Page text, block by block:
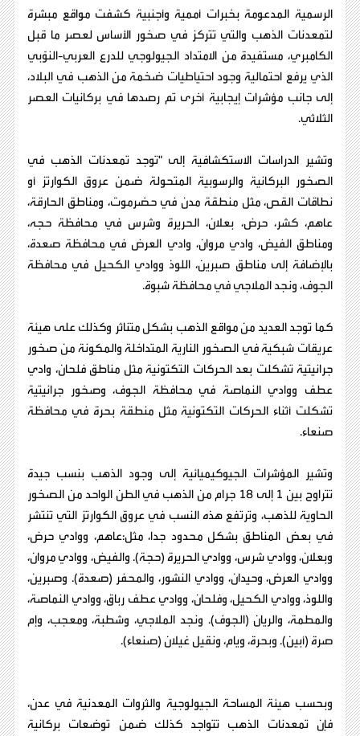
الرسمية المدعومة بخبرات أممية وأجنبية كشفت مواقع مبشرة
لتمعدنات الذهب والتي تتركز في صخور الأساس لعصر ما قبل
الكامبري، مستفيدة من الامتداد الجيولوجي للدرع العربي-النوّبي
الذي يرفع احتمالية وجود احتياطيات ضخمة من الذهب في البلاد،
إلى جانب مؤشرات إيجابية أخرى تم رصدها في بركانيات العصر
الثلاثي.
وتشير الدراسات الاستكشافية إلى "توجد تمعدنات الذهب في
الصخور البركانية والرسوبية المتحولة ضمن عروق الكوارتز أو
نطاقات القص، مثل منطقة مدن في حضرموت، ومناطق الحارقة،
عاهم، كشر، حرض، بعلان، الحريرة وشرس في محافظة حجه،
ومناطق الفيض، وادي مروان، وادي العرض في محافظة صعدة،
بالإضافة إلى مناطق صبرين، اللوذ ووادي الكحيل في محافظة
الجوف، ونجد الملاجي في محافظة شبوة.
كما توجد العديد من مواقع الذهب بشكل متناثر وكذلك على هيئة
عريقات شبكية في الصخور النارية المتداخلة والمكونة من صخور
جرانيتية تشكلت بعد الحركات التكتونية مثل مناطق فلحان، وادي
عطف ووادي النماصة في محافظة الجوف، وصخور جرانيتية
تشكلت أثناء الحركات التكتونية مثل منطقة بحرة في محافظة
صنعاء.
وتشير المؤشرات الجيوكيميائية إلى وجود الذهب بنسب جيدة
تتراوح بين 1 إلى 18 جرام من الذهب في الطن الواحد من الصخور
الحاوية للذهب، وترتفع هذه النسب في عروق الكوارتز التي تنتشر
في بعض المناطق بشكل محدود جدا، مثل:عاهم، ووادي حرض،
وبعلان، ووادي شرس، ووادي الحريرة (حجة). والفيض، ووادي مروان،
ووادي العرض، وحيدان، ووادي النشور، والمحفر (صعدة). وصبرين،
واللوذ، ووادي الكحيل، وفلحان، ووادي عطف رباق، ووادي النماصة،
والمطمة، والريان (الجوف). ونجد الملاجي، وشطبة، ومعجب، وإم
صرة (أبين). وبحرة، ويام، ونقيل غيلان (صنعاء).
وبحسب هيئة المساحة الجيولوجية والثروات المعدنية في عدن،
فإن تمعدنات الذهب تتواجد كذلك ضمن توضعات بركانية